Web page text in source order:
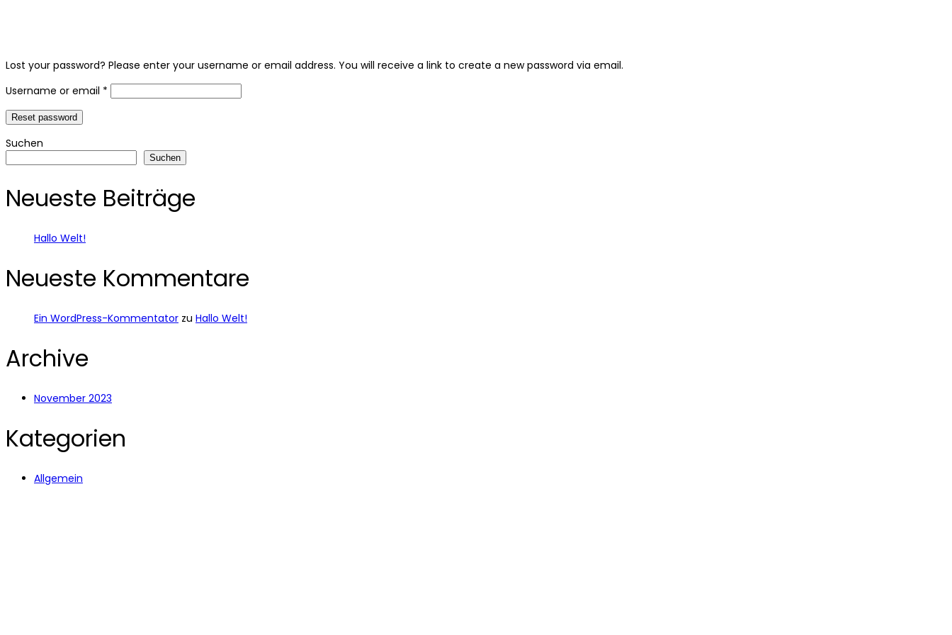
Lost your password? Please enter your username or email address. You will receive a link to create a new password via email.
Username or email *
Reset password
Suchen
Suchen
Neueste Beiträge
Hallo Welt!
Neueste Kommentare
Ein WordPress-Kommentator zu Hallo Welt!
Archive
November 2023
Kategorien
Allgemein